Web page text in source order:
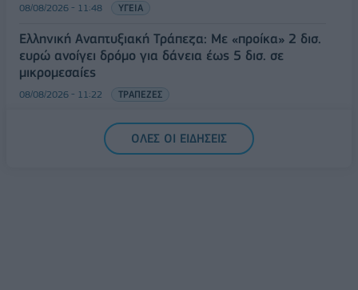
08/08/2026 - 11:48 ΥΓΕΙΑ
Ελληνική Αναπτυξιακή Τράπεζα: Με «προίκα» 2 δισ.
ευρώ ανοίγει δρόμο για δάνεια έως 5 δισ. σε
μικρομεσαίες
08/08/2026 - 11:22 ΤΡΑΠΕΖΕΣ
5G παντού, 6G στον ορίζοντα: Πού βρίσκεται η
Ελλάδα στη μεγάλη τεχνολογική μετάβαση
ΟΛΕΣ ΟΙ ΕΙΔΗΣΕΙΣ